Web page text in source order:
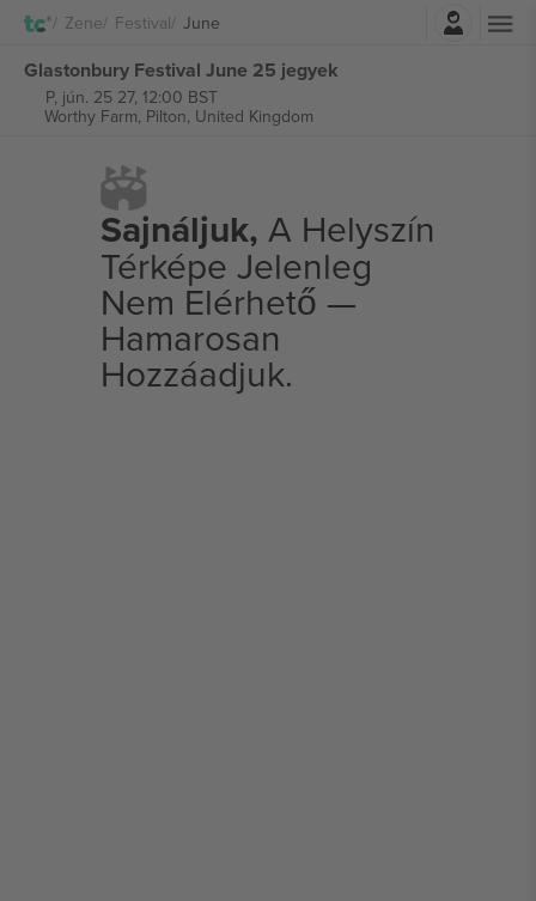
Zene Festival June
Glastonbury Festival June 25 jegyek
P, jún. 25 27, 12:00 BST
Worthy Farm, Pilton, United Kingdom
Sajnáljuk, A Helyszín
Térképe Jelenleg
Nem Elérhető —
Hamarosan
Hozzáadjuk.